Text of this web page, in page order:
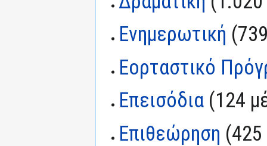
Ενημερωτική
Εορταστικό
Επεισόδια (124
Επιθεώρηση